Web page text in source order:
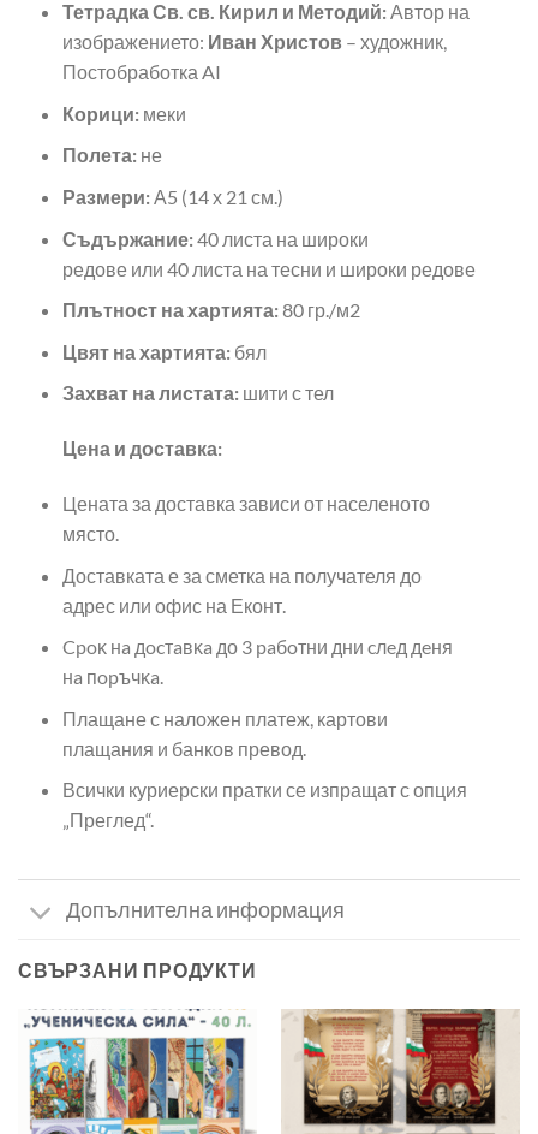
Тетрадка Св. св. Кирил и Методий:Автор на
изображението: Иван Христов – художник,
Постобработка AI
Корици:меки
Полета:не
Размери:А5 (14 х 21 см.)
Съдържание:40 листа на широки
редове или 40 листа на тесни и широки редове
Плътност на хартията:80 гр./м2
Цвят на хартията:бял
Захват на листата:шити с тел
Цена и доставка:
Цената за доставка зависи от населеното
място.
Доставката е за сметка на получателя до
адрес или офис на Еконт.
Cpoĸ нa дocтaвĸa до 3 paбoтни дни cлeд дeня
нa пopъчĸa.
Плащане с наложен платеж, картови
плащания и банков превод.
Всички куриерски пратки се изпращат с опция
„Преглед“.
Допълнителна информация
СВЪРЗАНИ ПРОДУКТИ